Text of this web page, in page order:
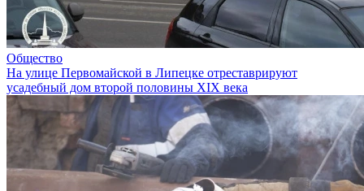
Общество
На улице Первомайской в Липецке отреставрируют
усадебный дом второй половины XIX века